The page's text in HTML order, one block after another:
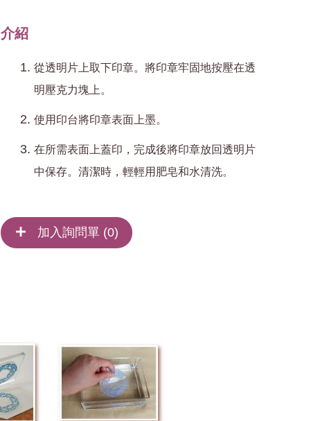
介紹
從透明片上取下印章。將印章牢固地按壓在透
明壓克力塊上。
使用印台將印章表面上墨。
在所需表面上蓋印，完成後將印章放回透明片
中保存。清潔時，輕輕用肥皂和水清洗。
加入詢問單 (0)